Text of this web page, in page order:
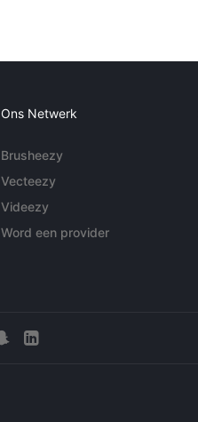
Ons Netwerk
Brusheezy
Vecteezy
Videezy
Word een provider